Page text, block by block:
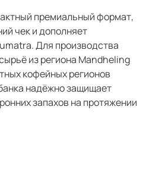
премиальный формат,
чек и дополняет
Для производства
из региона Mandheling
кофейных регионов
надёжно защищает
запахов на протяжении